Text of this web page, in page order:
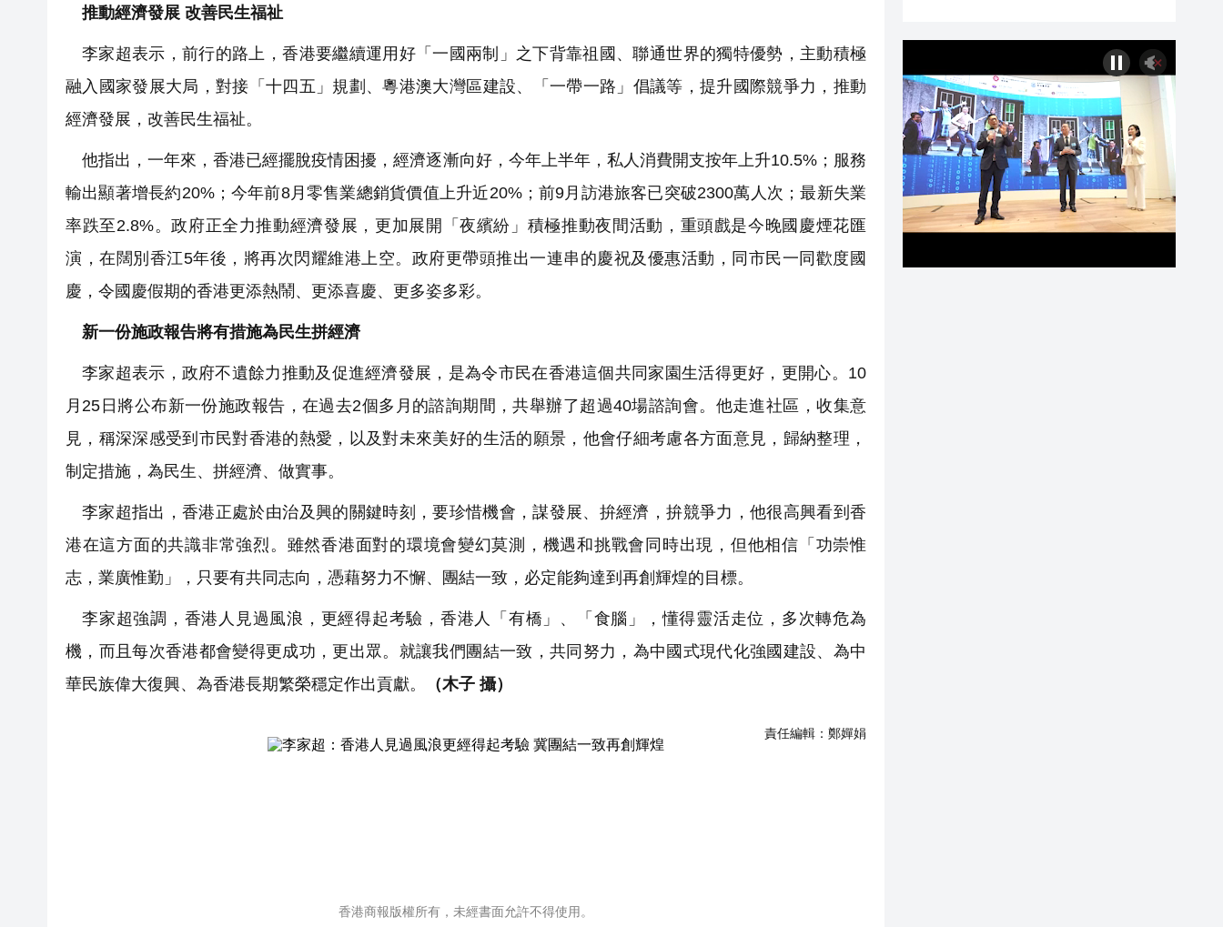
推動經濟發展 改善民生福祉
李家超表示，前行的路上，香港要繼續運用好「一國兩制」之下背靠祖國、聯通世界的獨特優勢，主動積極
融入國家發展大局，對接「十四五」規劃、粵港澳大灣區建設、「一帶一路」倡議等，提升國際競爭力，推動
經濟發展，改善民生福祉。
他指出，一年來，香港已經擺脫疫情困擾，經濟逐漸向好，今年上半年，私人消費開支按年上升10.5%；服務
輸出顯著增長約20%；今年前8月零售業總銷貨價值上升近20%；前9月訪港旅客已突破2300萬人次；最新失業
率跌至2.8%。政府正全力推動經濟發展，更加展開「夜繽紛」積極推動夜間活動，重頭戲是今晚國慶煙花匯
演，在闊別香江5年後，將再次閃耀維港上空。政府更帶頭推出一連串的慶祝及優惠活動，同市民一同歡度國
慶，令國慶假期的香港更添熱鬧、更添喜慶、更多姿多彩。
新一份施政報告將有措施為民生拼經濟
李家超表示，政府不遺餘力推動及促進經濟發展，是為令市民在香港這個共同家園生活得更好，更開心。10
月25日將公布新一份施政報告，在過去2個多月的諮詢期間，共舉辦了超過40場諮詢會。他走進社區，收集意
見，稱深深感受到市民對香港的熱愛，以及對未來美好的生活的願景，他會仔細考慮各方面意見，歸納整理，
制定措施，為民生、拼經濟、做實事。
李家超指出，香港正處於由治及興的關鍵時刻，要珍惜機會，謀發展、拚經濟，拚競爭力，他很高興看到香
港在這方面的共識非常強烈。雖然香港面對的環境會變幻莫測，機遇和挑戰會同時出現，但他相信「功崇惟
志，業廣惟勤」，只要有共同志向，憑藉努力不懈、團結一致，必定能夠達到再創輝煌的目標。
李家超強調，香港人見過風浪，更經得起考驗，香港人「有橋」、「食腦」，懂得靈活走位，多次轉危為
機，而且每次香港都會變得更成功，更出眾。就讓我們團結一致，共同努力，為中國式現代化強國建設、為中
華民族偉大復興、為香港長期繁榮穩定作出貢獻。
（木子 攝）
責任編輯： 鄭嬋娟
香港商報版權所有，未經書面允許不得使用。